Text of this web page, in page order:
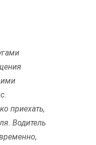
приехать,
Водитель